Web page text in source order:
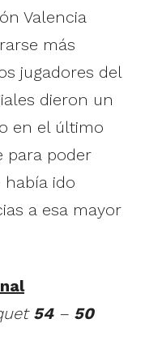
Valencia
más
jugadores del
dieron un
en el último
para poder
había ido
a esa mayor
54– 50